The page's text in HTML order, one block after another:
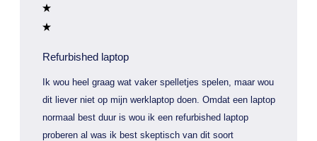
Refurbished laptop
Ik wou heel graag wat vaker spelletjes spelen, maar wou
dit liever niet op mijn werklaptop doen. Omdat een laptop
normaal best duur is wou ik een refurbished laptop
proberen al was ik best skeptisch van dit soort